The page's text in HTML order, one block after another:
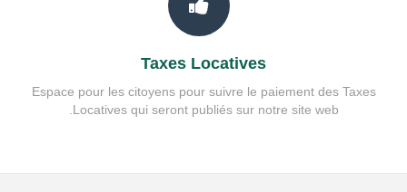
Taxes Locatives
Espace pour les citoyens pour suivre le paiement des Taxes
Locatives qui seront publiés sur notre site web.